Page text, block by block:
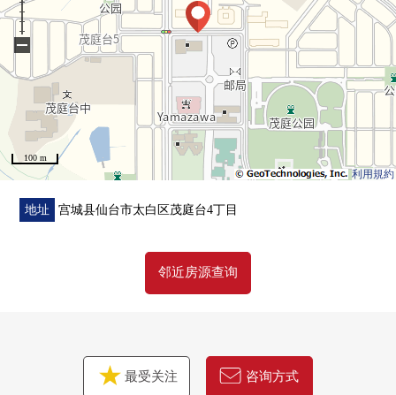
○ 茂庭公园 步行7分钟的约560m
○ 茂庭台诊疗所 步行10分钟的约760m
利用規約
100 m
−
地址 宫城县仙台市太白区茂庭台4丁目
邻近房源查询
最受关注 咨询方式